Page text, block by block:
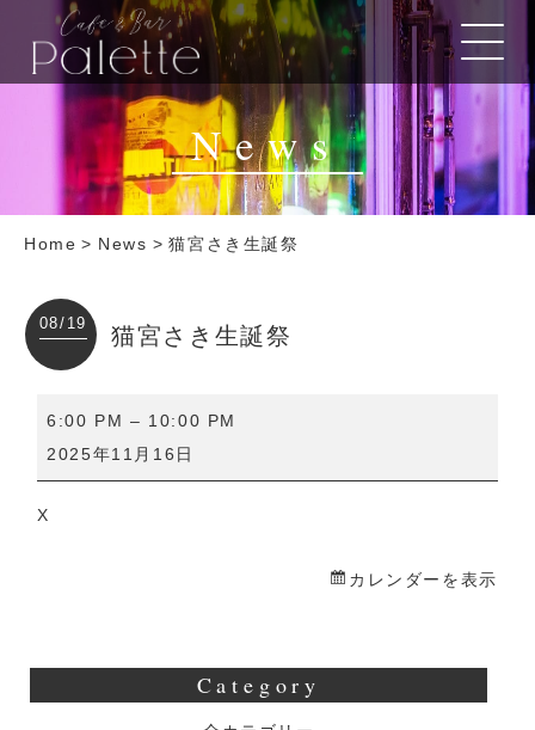
News
Home > News > 猫宮さき生誕祭
08/19 猫宮さき生誕祭
さ
き
6:00 PM – 10:00 PM
2025年11月16日
X
カレンダーを表示
Category